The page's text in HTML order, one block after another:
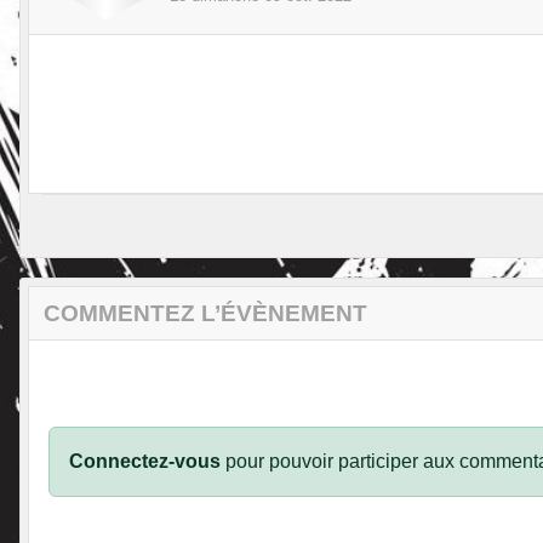
COMMENTEZ L’ÉVÈNEMENT
Connectez-vous pour pouvoir participer aux